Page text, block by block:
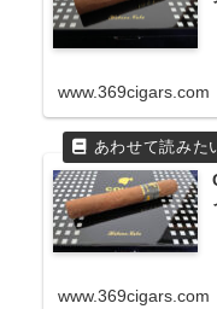
www.369cigars.com
www.369cigars.com